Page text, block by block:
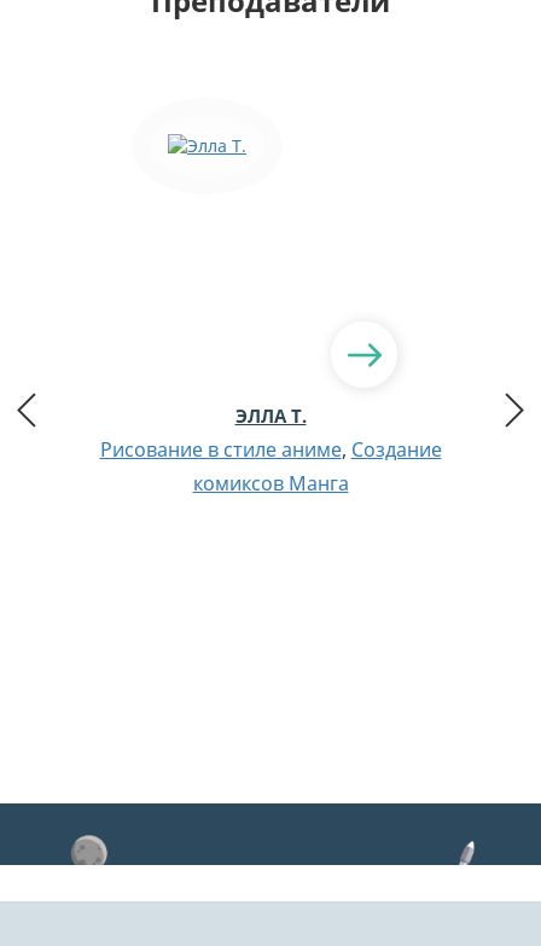
ЭЛЛА Т.
Рисование в стиле аниме, Создание
комиксов Манга